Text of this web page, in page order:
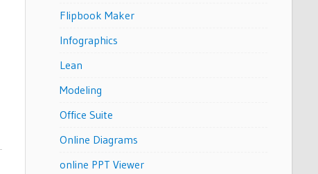
Flipbook Maker
Infographics
Lean
Modeling
Office Suite
Online Diagrams
online PPT Viewer